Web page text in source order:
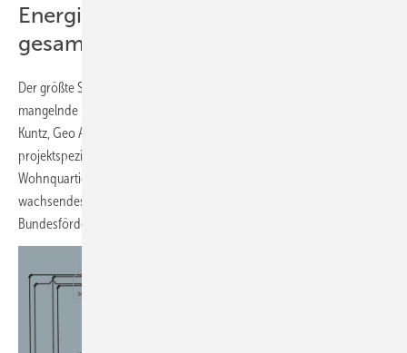
Energieflüsse in Wohnquartieren
gesamtheitlich überwachen
Der größte Schwachpunkt geothermischer Nahwärme-Anlagen ist das
mangelnde Monitoring. Mit diesem Statement eröffnete Dr. David
Kuntz, Geo Alto GmbH, Rottenburg am Neckar, seinen Vortrag über die
projektspezifischen Besonderheiten kalter Nahwärmesysteme in
Wohnquartieren. Eigenen Erfahrungen zufolge gibt es ein
wachsendes Interesse an solchen Systemen seit Beginn der
Bundesförderung für effiziente Wärmenetze der Generation 4.0.